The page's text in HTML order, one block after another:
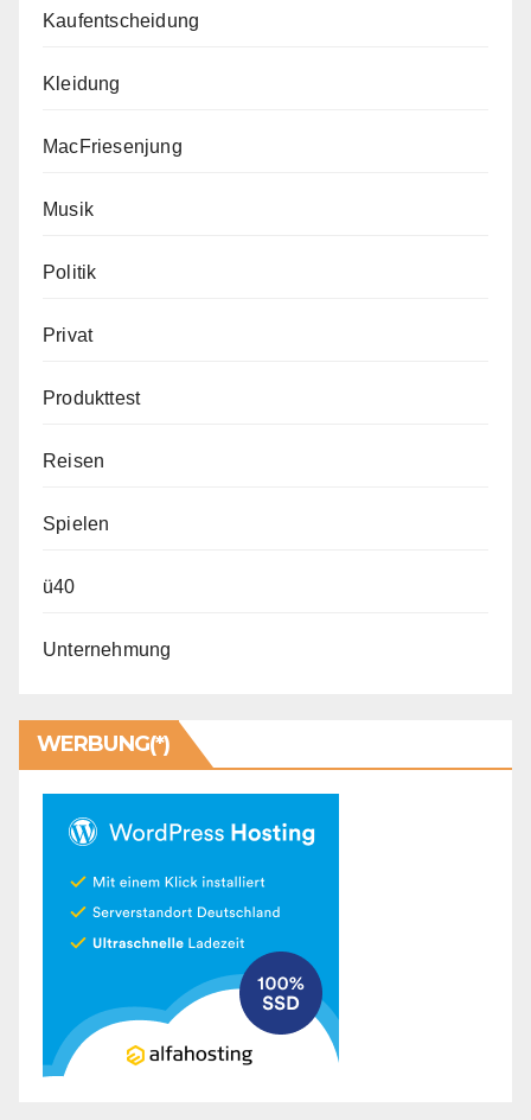
Kaufentscheidung
Kleidung
MacFriesenjung
Musik
Politik
Privat
Produkttest
Reisen
Spielen
ü40
Unternehmung
WERBUNG(*)